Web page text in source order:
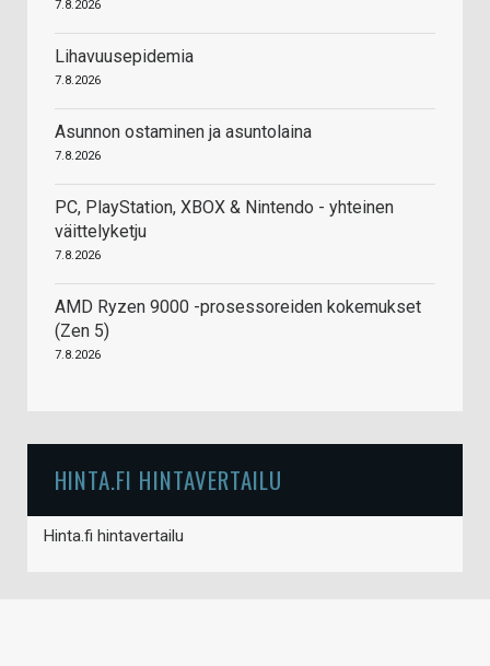
7.8.2026
Lihavuusepidemia
7.8.2026
Asunnon ostaminen ja asuntolaina
7.8.2026
PC, PlayStation, XBOX & Nintendo - yhteinen
väittelyketju
7.8.2026
AMD Ryzen 9000 -prosessoreiden kokemukset
(Zen 5)
7.8.2026
HINTA.FI HINTAVERTAILU
Hinta.fi hintavertailu